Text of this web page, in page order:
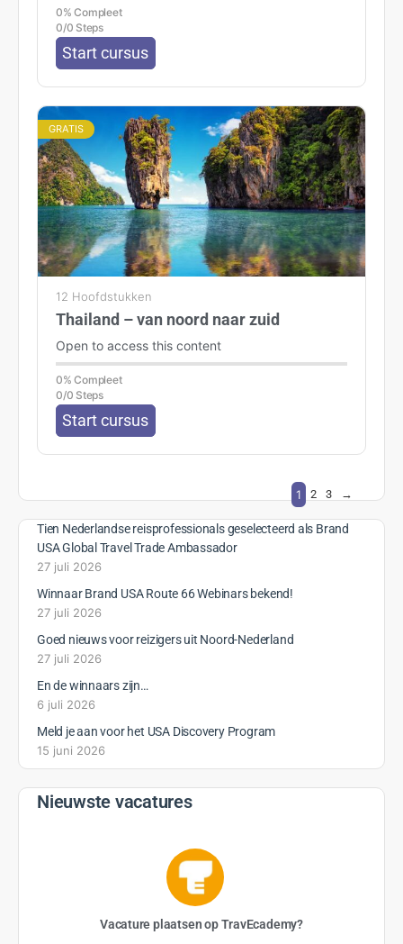
0% Compleet
0/0 Steps
Start cursus
GRATIS
12 Hoofdstukken
Thailand – van noord naar zuid
Open to access this content
0% Compleet
0/0 Steps
Start cursus
1 2 3 →
Tien Nederlandse reisprofessionals geselecteerd als Brand
USA Global Travel Trade Ambassador
27 juli 2026
Winnaar Brand USA Route 66 Webinars bekend!
27 juli 2026
Goed nieuws voor reizigers uit Noord-Nederland
27 juli 2026
En de winnaars zijn…
6 juli 2026
Meld je aan voor het USA Discovery Program
15 juni 2026
Nieuwste vacatures
Vacature plaatsen op TravEcademy?